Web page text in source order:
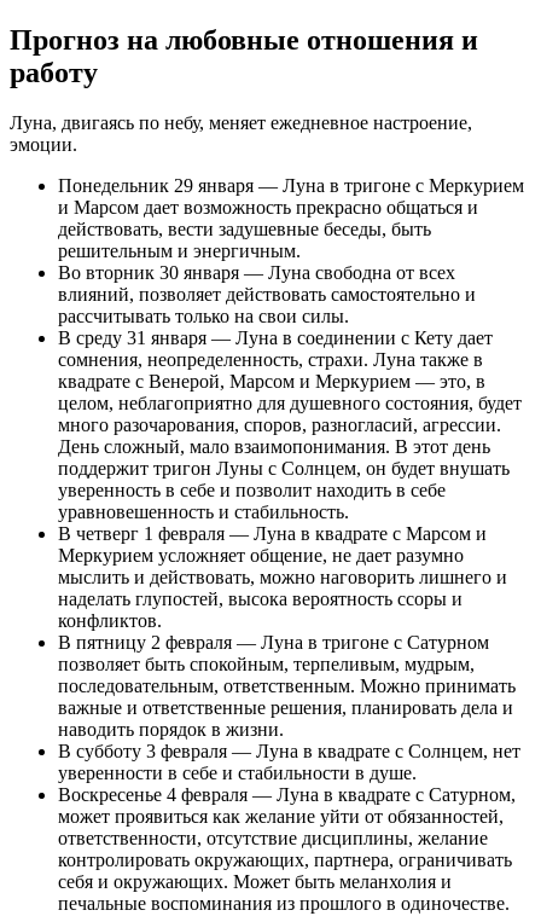
Прогноз на любовные отношения и
работу
Луна, двигаясь по небу, меняет ежедневное настроение,
эмоции.
Понедельник 29 января — Луна в тригоне с Меркурием
и Марсом дает возможность прекрасно общаться и
действовать, вести задушевные беседы, быть
решительным и энергичным.
Во вторник 30 января — Луна свободна от всех
влияний, позволяет действовать самостоятельно и
рассчитывать только на свои силы.
В среду 31 января — Луна в соединении с Кету дает
сомнения, неопределенность, страхи. Луна также в
квадрате с Венерой, Марсом и Меркурием — это, в
целом, неблагоприятно для душевного состояния, будет
много разочарования, споров, разногласий, агрессии.
День сложный, мало взаимопонимания. В этот день
поддержит тригон Луны с Солнцем, он будет внушать
уверенность в себе и позволит находить в себе
уравновешенность и стабильность.
В четверг 1 февраля — Луна в квадрате с Марсом и
Меркурием усложняет общение, не дает разумно
мыслить и действовать, можно наговорить лишнего и
наделать глупостей, высока вероятность ссоры и
конфликтов.
В пятницу 2 февраля — Луна в тригоне с Сатурном
позволяет быть спокойным, терпеливым, мудрым,
последовательным, ответственным. Можно принимать
важные и ответственные решения, планировать дела и
наводить порядок в жизни.
В субботу 3 февраля — Луна в квадрате с Солнцем, нет
уверенности в себе и стабильности в душе.
Воскресенье 4 февраля — Луна в квадрате с Сатурном,
может проявиться как желание уйти от обязанностей,
ответственности, отсутствие дисциплины, желание
контролировать окружающих, партнера, ограничивать
себя и окружающих. Может быть меланхолия и
печальные воспоминания из прошлого в одиночестве.